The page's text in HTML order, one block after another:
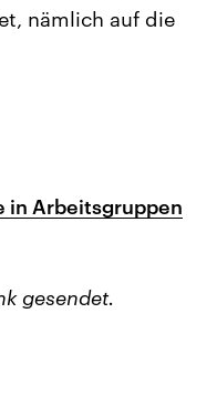
nämlich auf die
in Arbeitsgruppen
gesendet.